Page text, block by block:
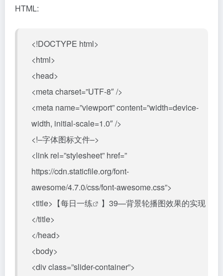
HTML:
<!DOCTYPE html>
<html>
<head>
<meta charset=”UTF-8″ />
<meta name=”viewport” content=”width=device-
width, initial-scale=1.0″ />
<!–字体图标文件–>
<link rel=”stylesheet” href=”
https://cdn.staticfile.org/font-
awesome/4.7.0/css/font-awesome.css”>
<title>【每日一练
】39—背景轮播图效果的实现
</title>
</head>
<body>
<div class=”slider-container”>